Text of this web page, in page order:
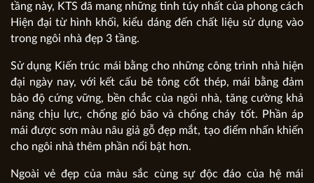
tầng này, KTS đã mang những tinh túy nhất của phong cách
Hiện đại từ hình khối, kiểu dáng đến chất liệu sử dụng vào
trong ngôi nhà đẹp 3 tầng.
Sử dụng Kiến trúc mái bằng cho những công trình nhà hiện
đại ngày nay, với kết cấu bê tông cốt thép, mái bằng đảm
bảo độ cứng vững, bền chắc của ngôi nhà, tăng cường khả
năng chịu lực, chống gió bão và chống cháy tốt. Phần áp
mái được sơn màu nâu giả gỗ đẹp mắt, tạo điểm nhấn khiến
cho ngôi nhà thêm phần nổi bật hơn.
Ngoài vẻ đẹp của màu sắc cùng sự độc đáo của hệ mái